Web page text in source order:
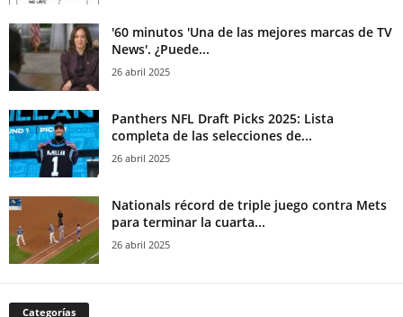
'60 minutos 'Una de las mejores marcas de TV
News'. ¿Puede...
26 abril 2025
Panthers NFL Draft Picks 2025: Lista
completa de las selecciones de...
26 abril 2025
Nationals récord de triple juego contra Mets
para terminar la cuarta...
26 abril 2025
Categorías